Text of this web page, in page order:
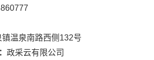
镇温泉南路西侧132号
政采云有限公司